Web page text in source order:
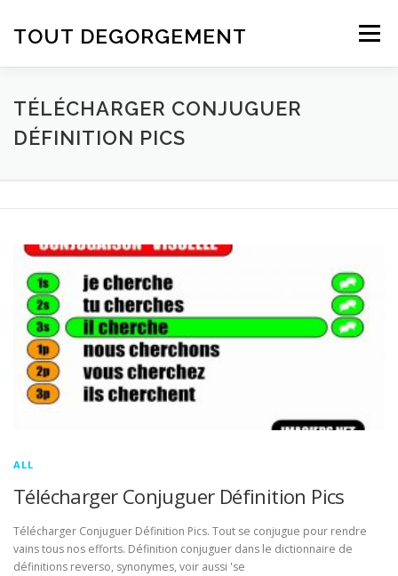
TOUT DEGORGEMENT Menu
TÉLÉCHARGER CONJUGUER
DÉFINITION PICS
ALL
Télécharger Conjuguer Définition Pics
Télécharger Conjuguer Définition Pics. Tout se conjugue pour rendre
vains tous nos efforts. Définition conjuguer dans le dictionnaire de
définitions reverso, synonymes, voir aussi 'se